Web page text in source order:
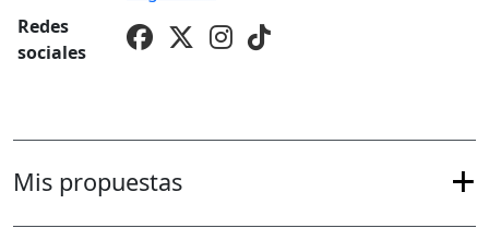
Redes
sociales
Mis propuestas